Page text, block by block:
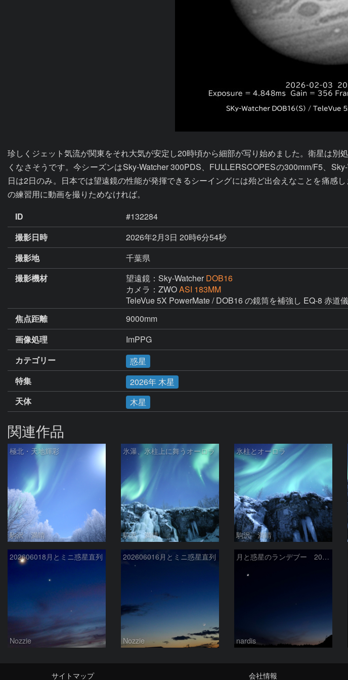
珍しくジェット気流が関東をそれ大気が安定し20時頃から細部が写り始めました。衛星は
くなさそうです。今シーズンはSky-Watcher 300PDS、FULLERSCOPESの300mm/F5、
日は2日のみ。日本では望遠鏡の性能が発揮できるシーイングには殆ど出会えなことを痛
の練習用に動画を撮りためなければ。
ID
#132284
撮影日時
2026年2月3日 20時6分54秒
撮影地
千葉県
撮影機材
望遠鏡：Sky-Watcher DOB16
カメラ：ZWOASI 183MM
TeleVue 5X PowerMate / DOB16 の鏡筒を補強し EQ-8 赤道
焦点距離
9000mm
画像処理
ImPPG
カテゴリー
惑星
特集
2026年 木星
天体
木星
関連作品
極北・天地輝彩
駒沢 満晴
氷瀑、氷柱上に舞うオーロラ
駒沢 満晴
氷柱とオーロラ
駒沢 満晴
202606018月とミニ惑星直列
Nozzie
202606016月とミニ惑星直列
Nozzie
月と惑星のランデブー 2026/06/19
nardis
サイトマップ 会社情報